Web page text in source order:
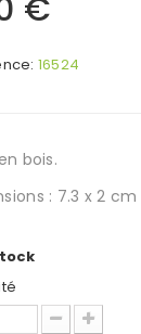
€
16524
bois.
: 7.3 x 2 cm